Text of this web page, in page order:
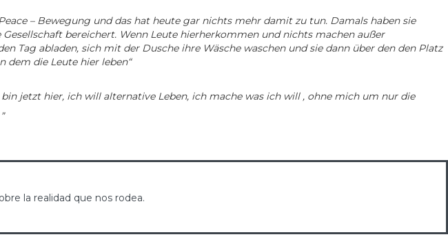
– Bewegung und das hat heute gar nichts mehr damit zu tun. Damals haben sie
bereichert. Wenn Leute hierherkommen und nichts machen außer
Tag abladen, sich mit der Dusche ihre Wäsche waschen und sie dann über den den Platz
die Leute hier leben“
jetzt hier, ich will alternative Leben, ich mache was ich will , ohne mich um nur die
la realidad que nos rodea.